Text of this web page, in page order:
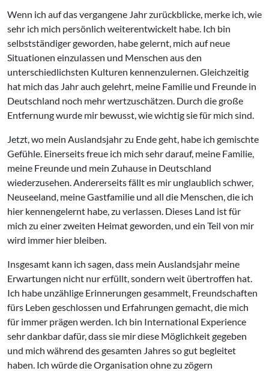
Wenn ich auf das vergangene Jahr zurückblicke, merke ich, wie
sehr ich mich persönlich weiterentwickelt habe. Ich bin
selbstständiger geworden, habe gelernt, mich auf neue
Situationen einzulassen und Menschen aus den
unterschiedlichsten Kulturen kennenzulernen. Gleichzeitig
hat mich das Jahr auch gelehrt, meine Familie und Freunde in
Deutschland noch mehr wertzuschätzen. Durch die große
Entfernung wurde mir bewusst, wie wichtig sie für mich sind.
Jetzt, wo mein Auslandsjahr zu Ende geht, habe ich gemischte
Gefühle. Einerseits freue ich mich sehr darauf, meine Familie,
meine Freunde und mein Zuhause in Deutschland
wiederzusehen. Andererseits fällt es mir unglaublich schwer,
Neuseeland, meine Gastfamilie und all die Menschen, die ich
hier kennengelernt habe, zu verlassen. Dieses Land ist für
mich zu einer zweiten Heimat geworden, und ein Teil von mir
wird immer hier bleiben.
Insgesamt kann ich sagen, dass mein Auslandsjahr meine
Erwartungen nicht nur erfüllt, sondern weit übertroffen hat.
Ich habe unzählige Erinnerungen gesammelt, Freundschaften
fürs Leben geschlossen und Erfahrungen gemacht, die mich
für immer prägen werden. Ich bin International Experience
sehr dankbar dafür, dass sie mir diese Möglichkeit gegeben
und mich während des gesamten Jahres so gut begleitet
haben. Ich würde die Organisation ohne zu zögern